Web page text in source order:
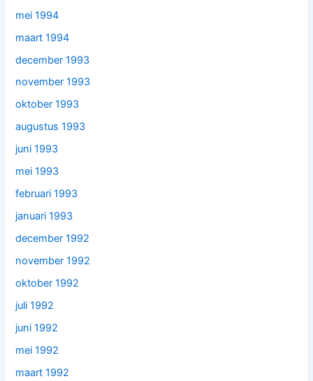
mei 1994
maart 1994
december 1993
november 1993
oktober 1993
augustus 1993
juni 1993
mei 1993
februari 1993
januari 1993
december 1992
november 1992
oktober 1992
juli 1992
juni 1992
mei 1992
maart 1992